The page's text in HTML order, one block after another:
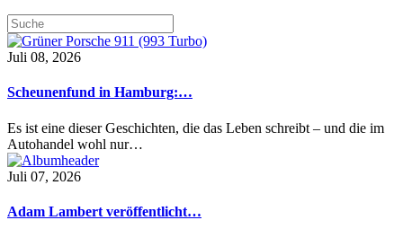
Juli 08, 2026
Scheunenfund in Hamburg:…
Es ist eine dieser Geschichten, die das Leben schreibt – und die im
Autohandel wohl nur…
Juli 07, 2026
Adam Lambert veröffentlicht…